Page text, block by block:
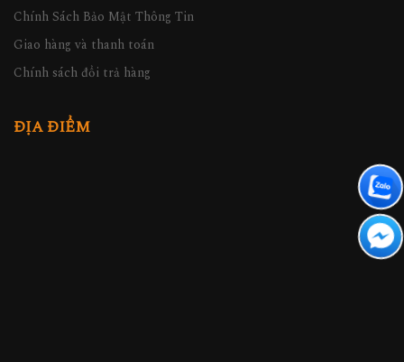
Chính Sách Bảo Mật Thông Tin
Giao hàng và thanh toán
Chính sách đổi trả hàng
ĐỊA ĐIỂM